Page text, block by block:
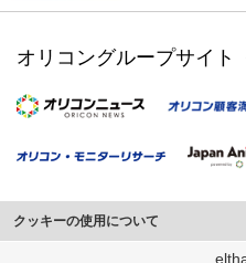
オリコングループサイト
クッキーの使用について
このサイトでは Cookie を使用して、